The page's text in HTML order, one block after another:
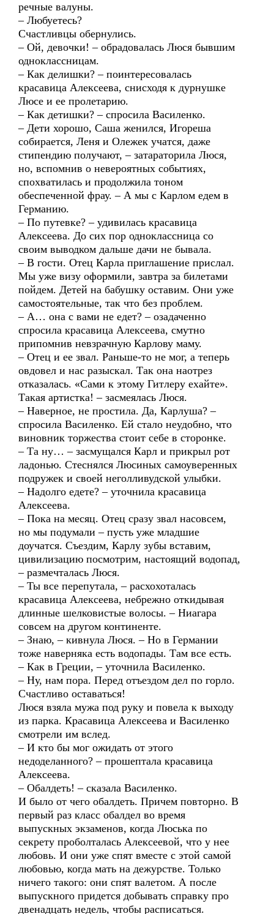
речные валуны.
– Любуетесь?
Счастливцы обернулись.
– Ой, девочки! – обрадовалась Люся бывшим
одноклассницам.
– Как делишки? – поинтересовалась
красавица Алексеева, снисходя к дурнушке
Люсе и ее пролетарию.
– Как детишки? – спросила Василенко.
– Дети хорошо, Саша женился, Игореша
собирается, Леня и Олежек учатся, даже
стипендию получают, – затараторила Люся,
но, вспомнив о невероятных событиях,
спохватилась и продолжила тоном
обеспеченной фрау. – А мы с Карлом едем в
Германию.
– По путевке? – удивилась красавица
Алексеева. До сих пор одноклассница со
своим выводком дальше дачи не бывала.
– В гости. Отец Карла приглашение прислал.
Мы уже визу оформили, завтра за билетами
пойдем. Детей на бабушку оставим. Они уже
самостоятельные, так что без проблем.
– А… она с вами не едет? – озадаченно
спросила красавица Алексеева, смутно
припомнив невзрачную Карлову маму.
– Отец и ее звал. Раньше-то не мог, а теперь
овдовел и нас разыскал. Так она наотрез
отказалась. «Сами к этому Гитлеру ехайте».
Такая артистка! – засмеялась Люся.
– Наверное, не простила. Да, Карлуша? –
спросила Василенко. Ей стало неудобно, что
виновник торжества стоит себе в сторонке.
– Та ну… – засмущался Карл и прикрыл рот
ладонью. Стеснялся Люсиных самоуверенных
подружек и своей неголливудской улыбки.
– Надолго едете? – уточнила красавица
Алексеева.
– Пока на месяц. Отец сразу звал насовсем,
но мы подумали – пусть уже младшие
доучатся. Съездим, Карлу зубы вставим,
цивилизацию посмотрим, настоящий водопад,
– размечталась Люся.
– Ты все перепутала, – расхохоталась
красавица Алексеева, небрежно откидывая
длинные шелковистые волосы. – Ниагара
совсем на другом континенте.
– Знаю, – кивнула Люся. – Но в Германии
тоже наверняка есть водопады. Там все есть.
– Как в Греции, – уточнила Василенко.
– Ну, нам пора. Перед отъездом дел по горло.
Счастливо оставаться!
Люся взяла мужа под руку и повела к выходу
из парка. Красавица Алексеева и Василенко
смотрели им вслед.
– И кто бы мог ожидать от этого
недоделанного? – прошептала красавица
Алексеева.
– Обалдеть! – сказала Василенко.
И было от чего обалдеть. Причем повторно. В
первый раз класс обалдел во время
выпускных экзаменов, когда Люська по
секрету проболталась Алексеевой, что у нее
любовь. И они уже спят вместе с этой самой
любовью, когда мать на дежурстве. Только
ничего такого: они спят валетом. А после
выпускного придется добывать справку про
двенадцать недель, чтобы расписаться.